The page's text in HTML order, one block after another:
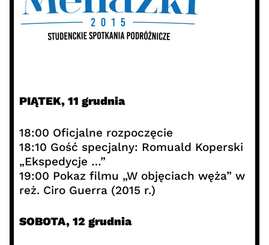
PIĄTEK, 11 grudnia
18:00 Oficjalne rozpoczęcie
18:10 Gość specjalny: Romuald Koperski
„Ekspedycje …”
19:00 Pokaz filmu „W objęciach węża” w
reż. Ciro Guerra (2015 r.)
SOBOTA, 12 grudnia